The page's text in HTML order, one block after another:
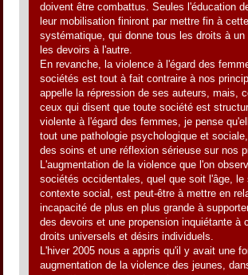
doivent être combattus. Seules l'éducation
leur mobilisation finiront par mettre fin à
systématique, qui donne tous les droits à
les devoirs à l'autre.
En revanche, la violence à l'égard des
sociétés est tout à fait contraire à nos
appelle la répression de ses auteurs, mais,
ceux qui disent que toute société est
violente à l'égard des femmes, je pense
tout une pathologie psychologique et
des soins et une réflexion sérieuse sur nos
L'augmentation de la violence que l'on
sociétés occidentales, quel que soit l'âge, le
contexte social, est peut-être à mettre en
incapacité de plus en plus grande à
des devoirs et une propension inquiétante à
droits universels et désirs individuels.
L'hiver 2005 nous a appris qu'il y avait une
augmentation de la violence des jeunes,